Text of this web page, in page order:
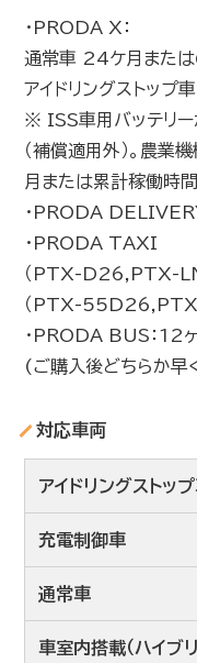
・PRODA X：
通常車 24ケ月また
アイドリングストッ
※ ISS車用バッテリー
（補償適用外）。農業
月または累計稼働時
・PRODA
・PRODA TAXI
（PTX-D26,PTX-
（PTX-55D26,PTX-
・PRODA BUS：12
(ご購入後どちらか早
対応車両
アイドリングストップ
充電制御車
通常車
車室内搭載（ハイブリ